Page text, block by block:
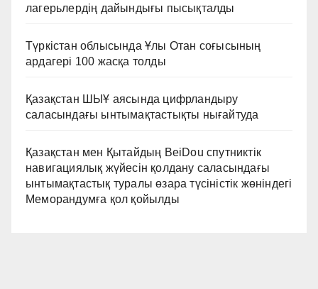
лагерьлердің дайындығы пысықталды
Түркістан облысында Ұлы Отан соғысының
ардагері 100 жасқа толды
Қазақстан ШЫҰ аясында цифрландыру
саласындағы ынтымақтастықты нығайтуда
Қазақстан мен Қытайдың BeiDou спутниктік
навигациялық жүйесін қолдану саласындағы
ынтымақтастық туралы өзара түсіністік жөніндегі
Меморандумға қол қойылды